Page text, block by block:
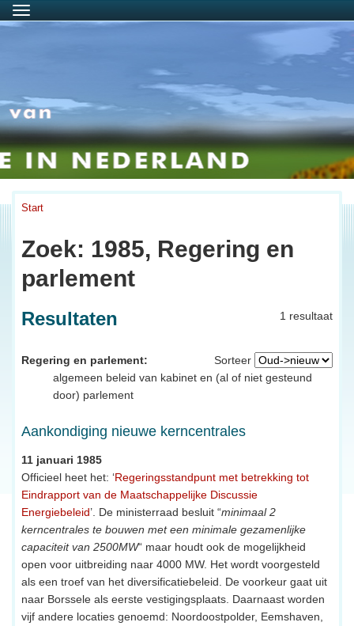
Menu
Start
Zoek: 1985, Regering en
parlement
1 resultaat
Resultaten
Sorteer
Regering en parlement:
algemeen beleid van kabinet en (al of niet gesteund
door) parlement
Aankondiging nieuwe kerncentrales
11 januari 1985
Officieel heet het: ‘Regeringsstandpunt met betrekking tot
Eindrapport van de Maatschappelijke Discussie
Energiebeleid’. De ministerraad besluit “minimaal 2
kerncentrales te bouwen met een minimale gezamenlijke
capaciteit van 2500MW“ maar houdt ook de mogelijkheid
open voor uitbreiding naar 4000 MW. Het wordt voorgesteld
als een troef van het diversificatiebeleid. De voorkeur gaat uit
naar Borssele als eerste vestigingsplaats. Daarnaast worden
vijf andere locaties genoemd: Noordoostpolder, Eemshaven,